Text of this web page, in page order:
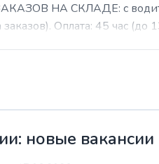
НА СКЛАДЕ: с
заказов). Оплата: 45 час (до
новые